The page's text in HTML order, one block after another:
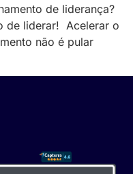
de liderança?
de liderar! Acelerar o
não é pular